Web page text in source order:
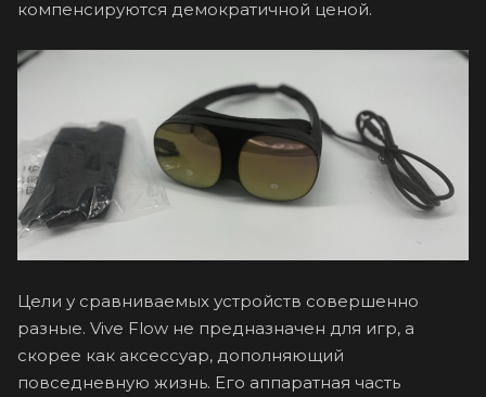
компенсируются демократичной ценой.
Цели у сравниваемых устройств совершенно
разные. Vive Flow не предназначен для игр, а
скорее как аксессуар, дополняющий
повседневную жизнь. Его аппаратная часть